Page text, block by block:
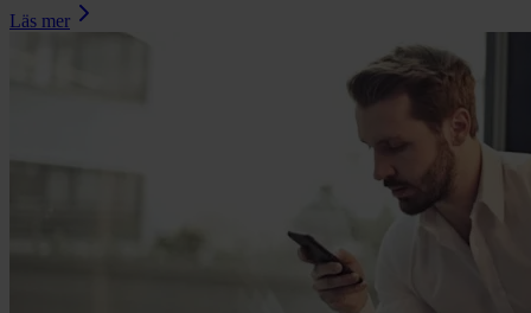
Läs mer